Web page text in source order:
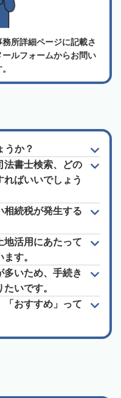
所詳細ページに記載さ
ルフォームからお問い
うか？
法書士検索、どの
ばいいでしょう
相続税が発生する
地活用にあたって
す。
多いため、手続き
いです。
「おすすめ」って